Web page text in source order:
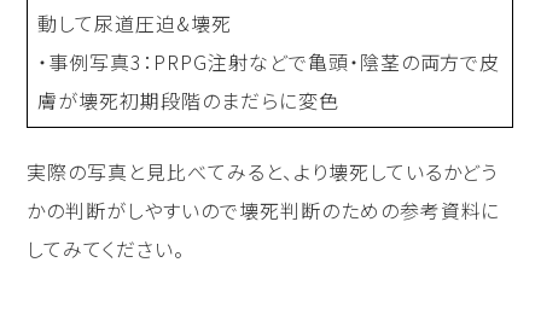
動して尿道圧迫&壊死
・事例写真3：PRPG注射などで亀頭・陰茎の両方で皮
膚が壊死初期段階のまだらに変色
実際の写真と見比べてみると、より壊死しているかどう
かの判断がしやすいので壊死判断のための参考資料に
してみてください。